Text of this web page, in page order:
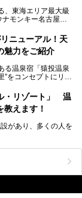
ださいね。
、東海エリア最大級
モンキー名古屋」
」という声をよく耳
胸が高鳴ります。
リックサウナが、女
ニューアル！天
魅力をご紹介
る温泉宿「猿投温泉
をコンセプトにリニ
新設・改装された客
料理……。
・リゾート」 温
えます！
があり、多くの人を
泉が多く、「どこに
と思います。
リゾート」に出かけ